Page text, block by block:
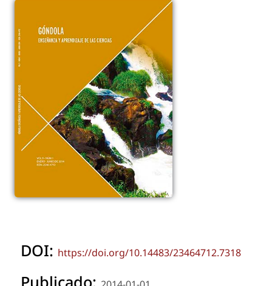
DOI: https://doi.org/10.14483/23464712.7318
Publicado: